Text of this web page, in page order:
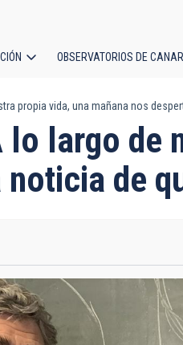
OBSERVATORIOS DE
propia vida, una mañana nos
lo largo
de